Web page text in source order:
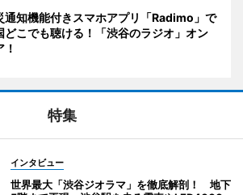
通知機能付きスマホアプリ「Radimo」で
どこでも聴ける！「渋谷のラジオ」オン
！
特集
インタビュー
世界最大「渋谷ジオラマ」を徹底解剖！ 地下